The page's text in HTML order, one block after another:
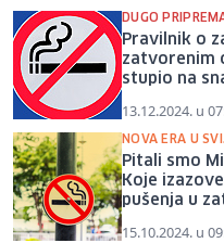
DUGO
Pravilnik o
zatvorenim
stupio na
13.12.2024. u
NOVA ERA U
Pitali smo
Koje
pušenja u
15.10.2024. u